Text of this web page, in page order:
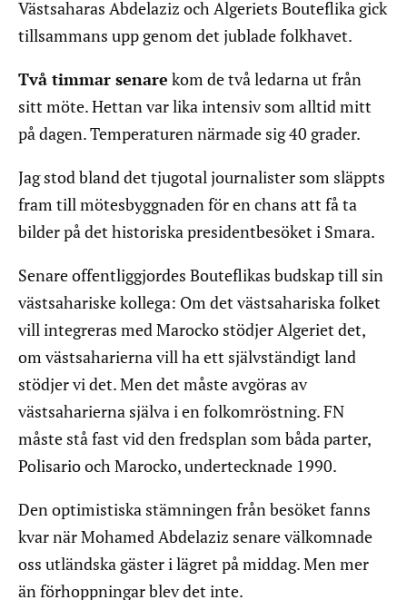
Västsaharas Abdelaziz och Algeriets Bouteflika gick
tillsammans upp genom det jublade folkhavet.
Två timmar senare kom de två ledarna ut från
sitt möte. Hettan var lika intensiv som alltid mitt
på dagen. Temperaturen närmade sig 40 grader.
Jag stod bland det tjugotal journalister som släppts
fram till mötesbyggnaden för en chans att få ta
bilder på det historiska presidentbesöket i Smara.
Senare offentliggjordes Bouteflikas budskap till sin
västsahariske kollega: Om det västsahariska folket
vill integreras med Marocko stödjer Algeriet det,
om västsaharierna vill ha ett självständigt land
stödjer vi det. Men det måste avgöras av
västsaharierna själva i en folkomröstning. FN
måste stå fast vid den fredsplan som båda parter,
Polisario och Marocko, undertecknade 1990.
Den optimistiska stämningen från besöket fanns
kvar när Mohamed Abdelaziz senare välkomnade
oss utländska gäster i lägret på middag. Men mer
än förhoppningar blev det inte.